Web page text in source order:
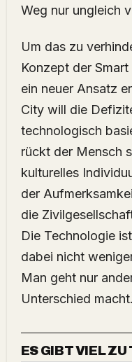
Weg nur ungleich
Um das zu
Konzept der
ein neuer Ansatz
City will die
technologisch
rückt der Mensch
kulturelles
der
die
Die Technologie
dabei nicht
Man geht nur
Unterschied macht.
ES GIBT VIEL ZU